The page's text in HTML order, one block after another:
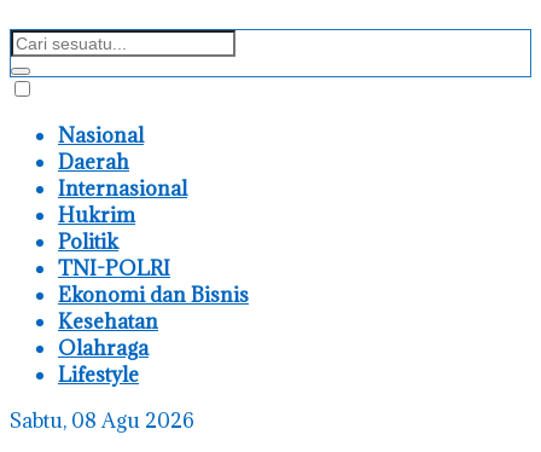
Nasional
Daerah
Internasional
Hukrim
Politik
TNI-POLRI
Ekonomi dan Bisnis
Kesehatan
Olahraga
Lifestyle
Sabtu, 08 Agu 2026